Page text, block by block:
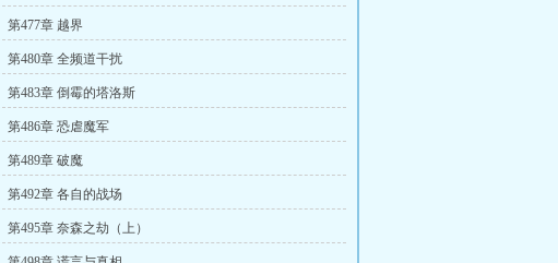
第477章 越界
第480章 全频道干扰
第483章 倒霉的塔洛斯
第486章 恐虐魔军
第489章 破魔
第492章 各自的战场
第495章 奈森之劫（上）